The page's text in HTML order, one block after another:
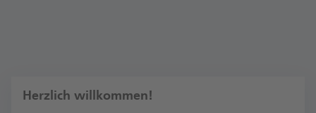
Herzlich willkommen!